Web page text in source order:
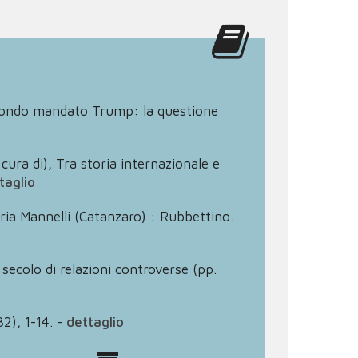
mandato Trump: la questione
cura di), Tra storia internazionale e
Mannelli (Catanzaro) : Rubbettino.
di relazioni controverse (pp.
1-14. - dettaglio